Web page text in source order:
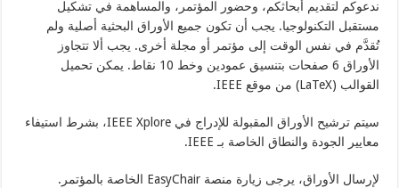
ندعوكم لتقديم أبحاثكم، وحضور المؤتمر، والمساهمة في تشكيل
مستقبل التكنولوجيا. يجب أن تكون جميع الأوراق البحثية أصلية ولم
تُقدَّم في نفس الوقت إلى مؤتمر أو مجلة أخرى. يجب ألا تتجاوز
الأوراق 6 صفحات بتنسيق عمودين وخط 10 نقاط. يمكن تحميل
القوالب (LaTeX) من موقع IEEE.
سيتم ترشيح الأوراق المقبولة للإدراج في IEEE Xplore، بشرط استيفاء
معايير الجودة والنطاق الخاصة بـ IEEE.
لإرسال الأوراق، يرجى زيارة منصة EasyChair الخاصة بالمؤتمر.